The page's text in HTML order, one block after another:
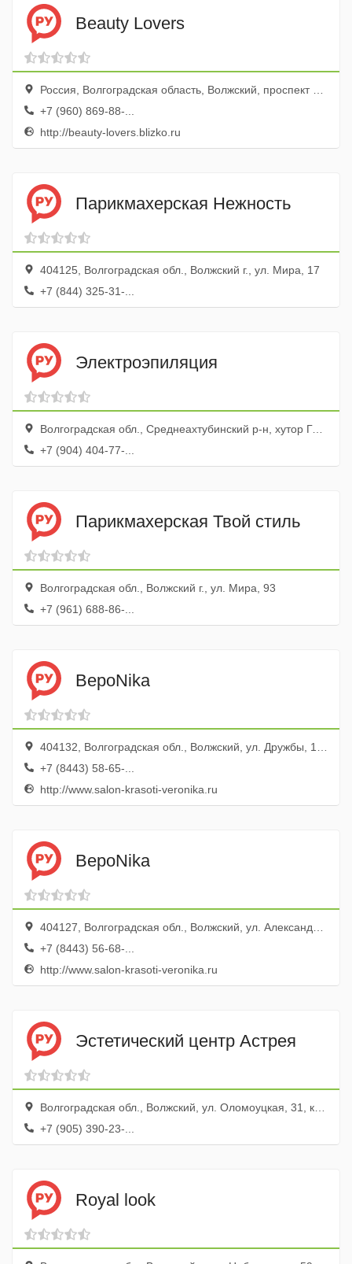
Beauty Lovers
Россия, Волгоградская область, Волжский, проспект Ленина, 32
+7 (960) 869-88-...
http://beauty-lovers.blizko.ru
Парикмахерская Нежность
404125, Волгоградская обл., Волжский г., ул. Мира, 17
+7 (844) 325-31-...
Электроэпиляция
Волгоградская обл., Среднеахтубинский р-н, хутор Госпитомник, ул. Мирная, 1
+7 (904) 404-77-...
Парикмахерская Твой стиль
Волгоградская обл., Волжский г., ул. Мира, 93
+7 (961) 688-86-...
ВероNika
404132, Волгоградская обл., Волжский, ул. Дружбы, 107
+7 (8443) 58-65-...
http://www.salon-krasoti-veronika.ru
ВероNika
404127, Волгоградская обл., Волжский, ул. Александрова, 39
+7 (8443) 56-68-...
http://www.salon-krasoti-veronika.ru
Эстетический центр Астрея
Волгоградская обл., Волжский, ул. Оломоуцкая, 31, корп.В
+7 (905) 390-23-...
Royal look